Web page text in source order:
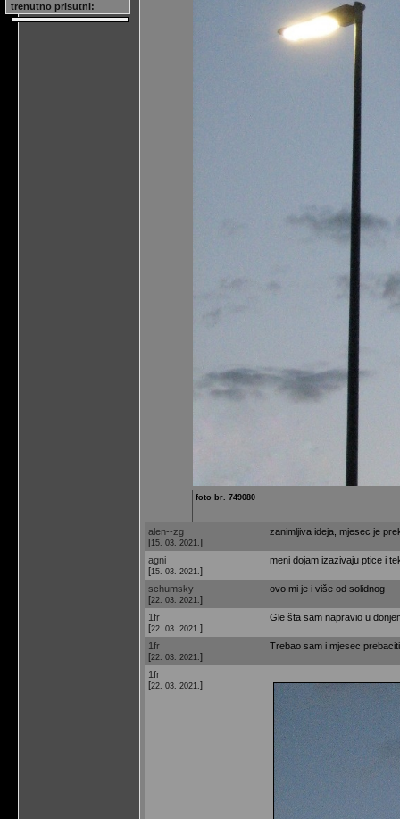
trenutno prisutni:
foto br. 749080
alen--zg
[15. 03. 2021. ]
zanimljiva ideja, mjesec je
agni
[15. 03. 2021. ]
meni dojam izazivaju ptice i
schumsky
[22. 03. 2021. ]
ovo mi je i više od solidnog
1fr
[22. 03. 2021. ]
Gle šta sam napravio u
1fr
[22. 03. 2021. ]
Trebao sam i mjesec
1fr
[22. 03. 2021. ]